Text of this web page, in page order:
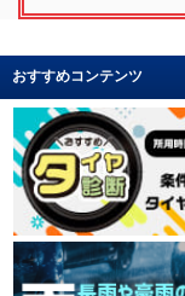
おすすめコンテンツ